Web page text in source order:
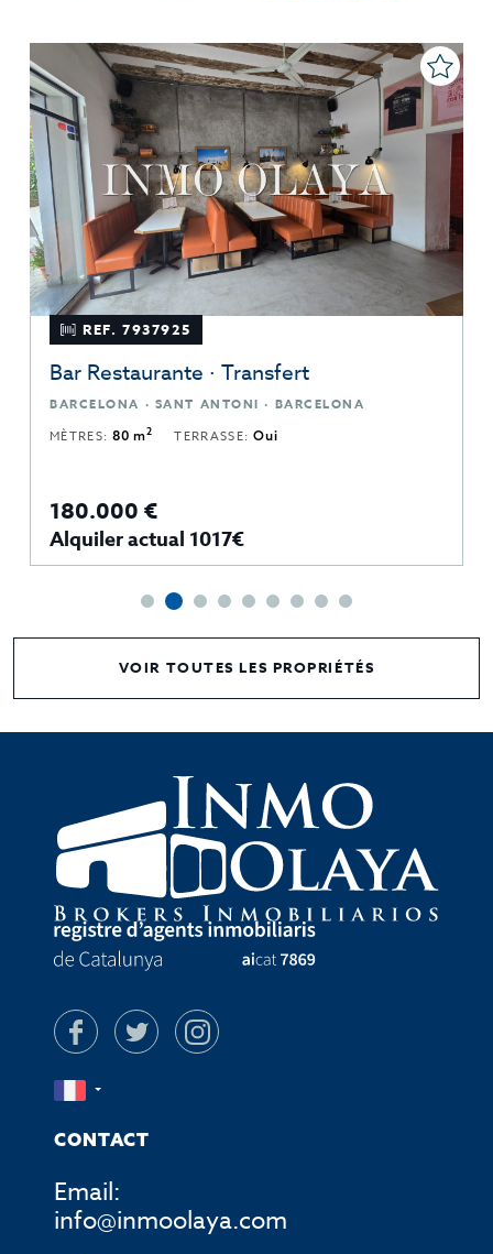
REF. 7937925
Bar Restaurante · Transfert
BARCELONA · SANT ANTONI · BARCELONA
MÈTRES:80 m2 TERRASSE:Oui
180.000 €
Alquiler actual 1017€
VOIR TOUTES LES PROPRIÉTÉS
CONTACT
Email:
info@inmoolaya.com